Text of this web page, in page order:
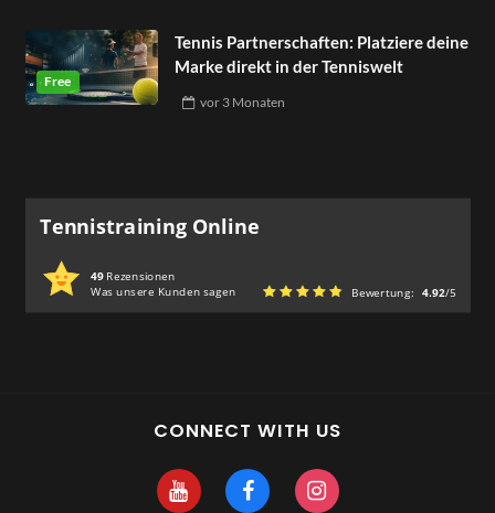
Tennis Partnerschaften: Platziere deine
Marke direkt in der Tenniswelt
vor 3 Monaten
Tennistraining Online
49Rezensionen
Was unsere Kunden sagen
Bewertung: 4.92/5
CONNECT WITH US